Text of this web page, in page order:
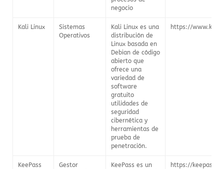
negocio
Kali Linux
Sistemas
Operativos
Kali Linux es una
distribución de
Linux basada en
Debian de código
abierto que
ofrece una
variedad de
software
gratuito
utilidades de
seguridad
cibernética y
herramientas de
prueba de
penetración.
https://
KeePass
Gestor
KeePass es un
https://